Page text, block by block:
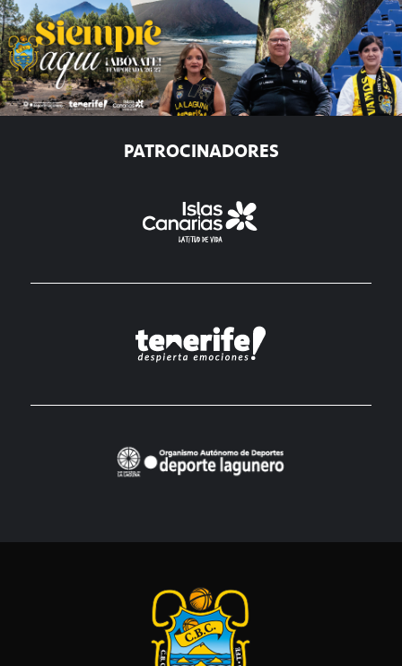
PATROCINADORES